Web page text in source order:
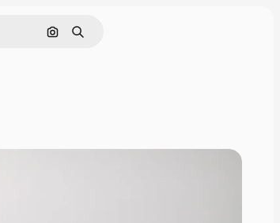
Rechercher par image
Rechercher